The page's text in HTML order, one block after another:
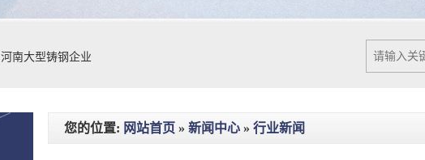
河南大型铸钢企业
您的位置: 网站首页 » 新闻中心 » 行业新闻